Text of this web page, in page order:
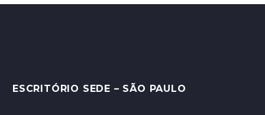
ESCRITÓRIO SEDE – SÃO PAULO